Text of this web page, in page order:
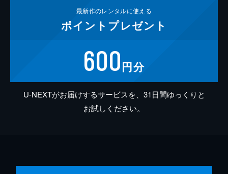
最新作のレンタルに使える
ポイント プレゼント
600円分
U-NEXTがお届けするサービスを、31日間ゆっくりと
お試しください。